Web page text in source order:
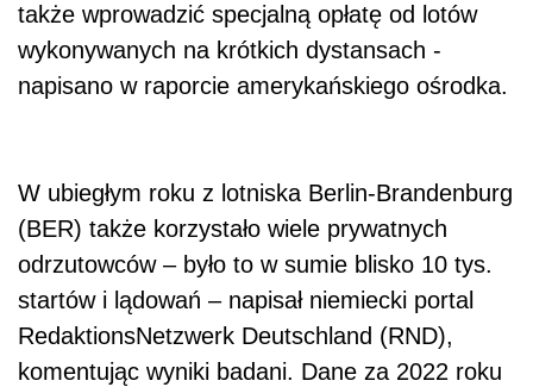
także wprowadzić specjalną opłatę od lotów
wykonywanych na krótkich dystansach -
napisano w raporcie amerykańskiego ośrodka.
W ubiegłym roku z lotniska Berlin-Brandenburg
(BER) także korzystało wiele prywatnych
odrzutowców – było to w sumie blisko 10 tys.
startów i lądowań – napisał niemiecki portal
RedaktionsNetzwerk Deutschland (RND),
komentując wyniki badani. Dane za 2022 roku